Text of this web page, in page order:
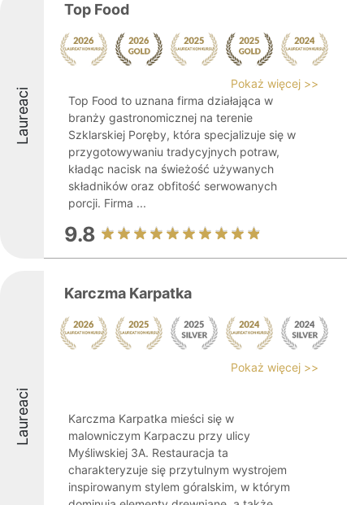
Laureaci
Top Food
Pokaż więcej >>
Top Food to uznana firma działająca w
branży gastronomicznej na terenie
Szklarskiej Poręby, która specjalizuje się w
przygotowywaniu tradycyjnych potraw,
kładąc nacisk na świeżość używanych
składników oraz obfitość serwowanych
porcji. Firma ...
9.8
Laureaci
Karczma Karpatka
Pokaż więcej >>
Karczma Karpatka mieści się w
malowniczym Karpaczu przy ulicy
Myśliwskiej 3A. Restauracja ta
charakteryzuje się przytulnym wystrojem
inspirowanym stylem góralskim, w którym